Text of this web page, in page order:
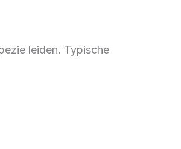
leiden. Typische